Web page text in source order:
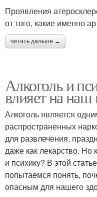
Проявления
от того, какие именно
читать дальше →
Алкоголь и
влияет на наш
Алкоголь является
распространенных
для развлечения,
даже как лекарство. Но
и психику? В этой
попытаемся понять,
опасным для нашего